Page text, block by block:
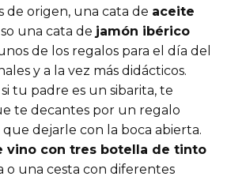
de origen, una cata de aceite
una cata de jamón ibérico
de los regalos para el día del
y a la vez más didácticos.
si tu padre es un sibarita, te
te decantes por un regalo
dejarle con la boca abierta.
vino con tres botella de tinto
o una cesta con diferentes